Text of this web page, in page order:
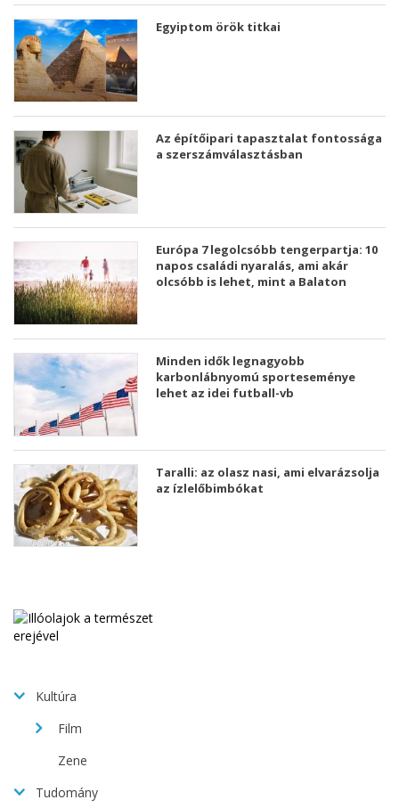
Egyiptom örök titkai
Az építőipari tapasztalat fontossága
a szerszámválasztásban
Európa 7 legolcsóbb tengerpartja: 10
napos családi nyaralás, ami akár
olcsóbb is lehet, mint a Balaton
Minden idők legnagyobb
karbonlábnyomú sporteseménye
lehet az idei futball-vb
Taralli: az olasz nasi, ami elvarázsolja
az ízlelőbimbókat
Kultúra
Film
Zene
Tudomány